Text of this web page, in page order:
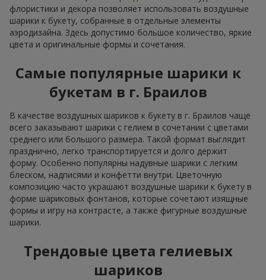
флористики и декора позволяет использовать воздушные
шарики к букету, собранные в отдельные элементы
аэродизайна. Здесь допустимо большое количество, яркие
цвета и оригинальные формы и сочетания.
Самые популярные шарики к
букетам в г. Браилов
В качестве воздушных шариков к букету в г. Браилов чаще
всего заказывают шарики с гелием в сочетании с цветами
среднего или большого размера. Такой формат выглядит
празднично, легко транспортируется и долго держит
форму. Особенно популярны надувные шарики с легким
блеском, надписями и конфетти внутри. Цветочную
композицию часто украшают воздушные шарики к букету в
форме шариковых фонтанов, которые сочетают изящные
формы и игру на контрасте, а также фигурные воздушные
шарики.
Трендовые цвета гелиевых
шариков